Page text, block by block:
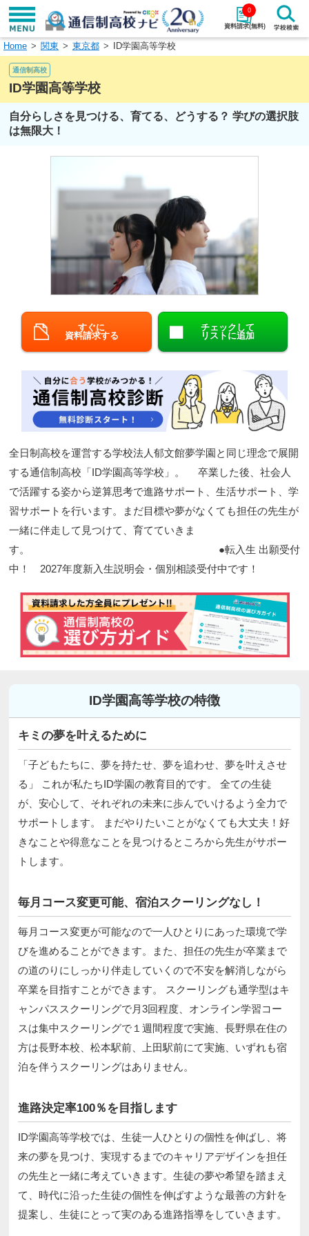
資料請求(無料)
0
学校名で探す
エリアから探す 特徴から探す
北陸・甲信越
中国
九州・沖縄
閉じる
Home 関東 東京都 ID学園高等学校
通信制高校
ID学園高等学校
自分らしさを見つける、育てる、どうする？ 学びの選択肢
は無限大！
すぐに
資料請求する
チェックして
リストに追加
全日制高校を運営する学校法人郁文館夢学園と同じ理念で展開
する通信制高校「ID学園高等学校」。 卒業した後、社会人
で活躍する姿から逆算思考で進路サポート、生活サポート、学
習サポートを行います。まだ目標や夢がなくても担任の先生が
一緒に伴走して見つけて、育てていきま
す。 ●転入生 出願受付
中！ 2027年度新入生説明会・個別相談受付中です！
ID学園高等学校の特徴
キミの夢を叶えるために
「子どもたちに、夢を持たせ、夢を追わせ、夢を叶えさせ
る」 これが私たちID学園の教育目的です。 全ての生徒
が、安心して、それぞれの未来に歩んでいけるよう全力で
サポートします。 まだやりたいことがなくても大丈夫！好
きなことや得意なことを見つけるところから先生がサポー
トします。
毎月コース変更可能、宿泊スクーリングなし！
毎月コース変更が可能なので一人ひとりにあった環境で学
びを進めることができます。また、担任の先生が卒業まで
の道のりにしっかり伴走していくので不安を解消しながら
卒業を目指すことができます。 スクーリングも通学型はキ
ャンパススクーリングで月3回程度、オンライン学習コー
スは集中スクーリングで１週間程度で実施、長野県在住の
方は長野本校、松本駅前、上田駅前にて実施、いずれも宿
泊を伴うスクーリングはありません。
進路決定率100％を目指します
ID学園高等学校では、生徒一人ひとりの個性を伸ばし、将
来の夢を見つけ、実現するまでのキャリアデザインを担任
の先生と一緒に考えていきます。生徒の夢や希望を踏まえ
て、時代に沿った生徒の個性を伸ばすような最善の方針を
提案し、生徒にとって実のある進路指導をしていきます。